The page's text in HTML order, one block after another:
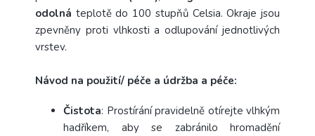
odolná teplotě do 100 stupňů Celsia. Okraje jsou
zpevněny proti vlhkosti a odlupování jednotlivých
vrstev.
Návod na použití/ péče a údržba a péče:
Čistota: Prostírání pravidelně otírejte vlhkým
hadříkem, aby se zabránilo hromadění